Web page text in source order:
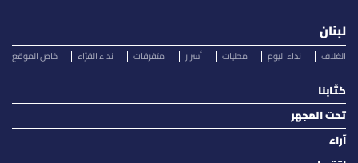
لبنان
الغلاف نداء اليوم محليات أسرار متفرقات نداء القرّاء خاص الموقع
كتّابنا
تحت المجهر
آراء